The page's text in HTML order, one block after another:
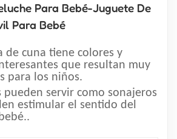
Para Bebé-Juguete De
Para Bebé
de cuna tiene colores y
que resultan muy
para los niños.
pueden servir como sonajeros
estimular el sentido del
.